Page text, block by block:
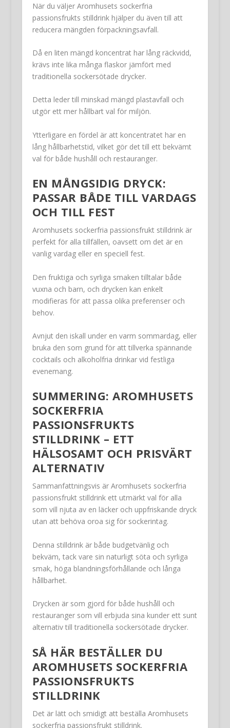
När du väljer Aromhusets sockerfria
passionsfrukts stilldrink hjälper du även till att
reducera mängden förpackningsavfall.
Då en liten mängd koncentrat har lång räckvidd,
krävs inte lika många flaskor jämfört med
traditionella sockersötade drycker.
Detta leder till minskad mängd plastavfall och
utgör ett mer hållbart val för miljön.
Ytterligare en fördel är att koncentratet har en
lång hållbarhetstid, vilket gör det till ett bekvämt
val för både hushåll och restauranger.
EN MÅNGSIDIG DRYCK:
PASSAR BÅDE TILL VARDAGS
OCH TILL FEST
Aromhusets sockerfria passionsfrukt stilldrink är
perfekt för alla tillfällen, oavsett om det är en
vanlig vardag eller en speciell fest.
Den fruktiga och syrliga smaken tilltalar både
vuxna och barn, och drycken kan enkelt
modifieras för att passa olika preferenser och
behov.
Avnjut den iskall under en varm sommardag, eller
bruka den som grund för att tillverka spännande
cocktails och alkoholfria drinkar vid festliga
evenemang.
SUMMERING: AROMHUSETS
SOCKERFRIA
PASSIONSFRUKTS
STILLDRINK – ETT
HÄLSOSAMT OCH PRISVÄRT
ALTERNATIV
Sammanfattningsvis är Aromhusets sockerfria
passionsfrukt stilldrink ett utmärkt val för alla
som vill njuta av en läcker och uppfriskande dryck
utan att behöva oroa sig för sockerintag.
Denna stilldrink är både budgetvänlig och
bekväm, tack vare sin naturligt söta och syrliga
smak, höga blandningsförhållande och långa
hållbarhet.
Drycken är som gjord för både hushåll och
restauranger som vill erbjuda sina kunder ett sunt
alternativ till traditionella sockersötade drycker.
SÅ HÄR BESTÄLLER DU
AROMHUSETS SOCKERFRIA
PASSIONSFRUKTS
STILLDRINK
Det är lätt och smidigt att beställa Aromhusets
sockerfria passionsfrukt stilldrink.